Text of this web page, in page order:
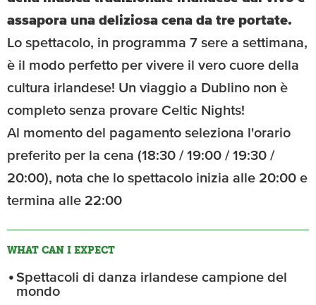
assapora una deliziosa cena da tre portate.
Lo spettacolo, in programma 7 sere a settimana,
è il modo perfetto per vivere il vero cuore della
cultura irlandese! Un viaggio a Dublino non è
completo senza provare Celtic Nights!
Al momento del pagamento seleziona l'orario
preferito per la cena (18:30 / 19:00 / 19:30 /
20:00), nota che lo spettacolo inizia alle 20:00 e
termina alle 22:00
WHAT CAN I EXPECT
Spettacoli di danza irlandese campione del
mondo